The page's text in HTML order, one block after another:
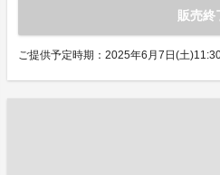
販売終
ご提供予定時期：2025年6月7日(土